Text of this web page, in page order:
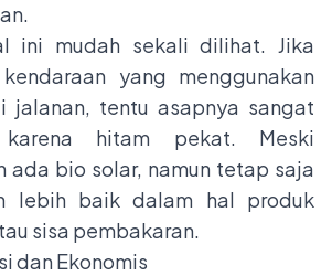
ini mudah sekali dilihat. Jika
yang menggunakan
jalanan, tentu asapnya sangat
karena hitam pekat. Meski
ada bio solar, namun tetap saja
lebih baik dalam hal produk
sisa pembakaran.
dan Ekonomis